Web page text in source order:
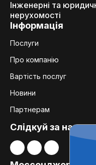
Інженерні та
нерухомості
Інформація
Послуги
Про компанію
Вартість послуг
Новини
Партнерам
Слідкуй за нами: